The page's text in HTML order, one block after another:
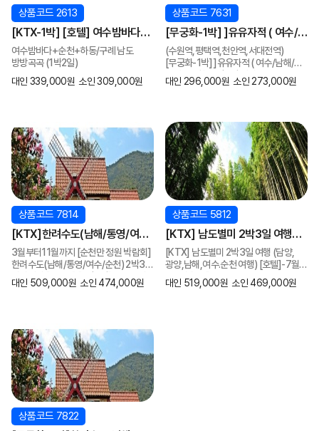
상품코드 2613
[KTX-1박] [호텔] 여수밤바다
+순천+하동/구례 남도 방방곡곡
(1박2일)
여수밤바다+순천+하동/구례 남도
방방곡곡 (1박2일)
대인 339,000원 소인 309,000원
상품코드 7631
[무궁화-1박] ]유유자적 ( 여수/
남해/순천만통합 ) 1박2일 여행*
호텔*-8명부터~ [3월부터11월]
(수원역,평택역,천안역,서대전역)
(수원역,평택역,천안역,서대전역)
[무궁화-1박] ]유유자적 ( 여수/남해/
순천만통합 ) 1박2일 여행*호텔
*-8명부터~ [3월부터11월]
대인 296,000원 소인 273,000원
상품코드 7814
[KTX]한려수도(남해/통영/여수/
순천) 2박3일 기차여행 [호텔급]
[2박3일] (8명부터)
3월부터11월까지 (5식제공)
3월부터11월까지 [순천만 정원 박람회]
한려수도(남해/통영/여수/순천) 2박3일
기차여행 [호텔급] [2박3일] (8명부터)
(5식제공)
대인 509,000원 소인 474,000원
상품코드 5812
[KTX] 남도별미 2박3일 여행
(담양,광양,남해,여수.순천 여행)
[호텔]-7월~11월 [8명]~
[KTX] 남도별미 2박3일 여행 (담양,
광양,남해,여수.순천 여행) [호텔]-7월
~11월 [8명]~
대인 519,000원 소인 469,000원
상품코드 7822